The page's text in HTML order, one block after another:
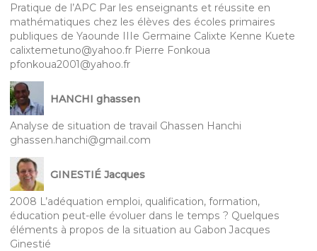
Pratique de l’APC Par les enseignants et réussite en
mathématiques chez les élèves des écoles primaires
publiques de Yaounde IIIe Germaine Calixte Kenne Kuete
calixtemetuno@yahoo.fr Pierre Fonkoua
pfonkoua2001@yahoo.fr
HANCHI ghassen
Analyse de situation de travail Ghassen Hanchi
ghassen.hanchi@gmail.com
GINESTIÉ Jacques
2008 L’adéquation emploi, qualification, formation,
éducation peut-elle évoluer dans le temps ? Quelques
éléments à propos de la situation au Gabon Jacques
Ginestié